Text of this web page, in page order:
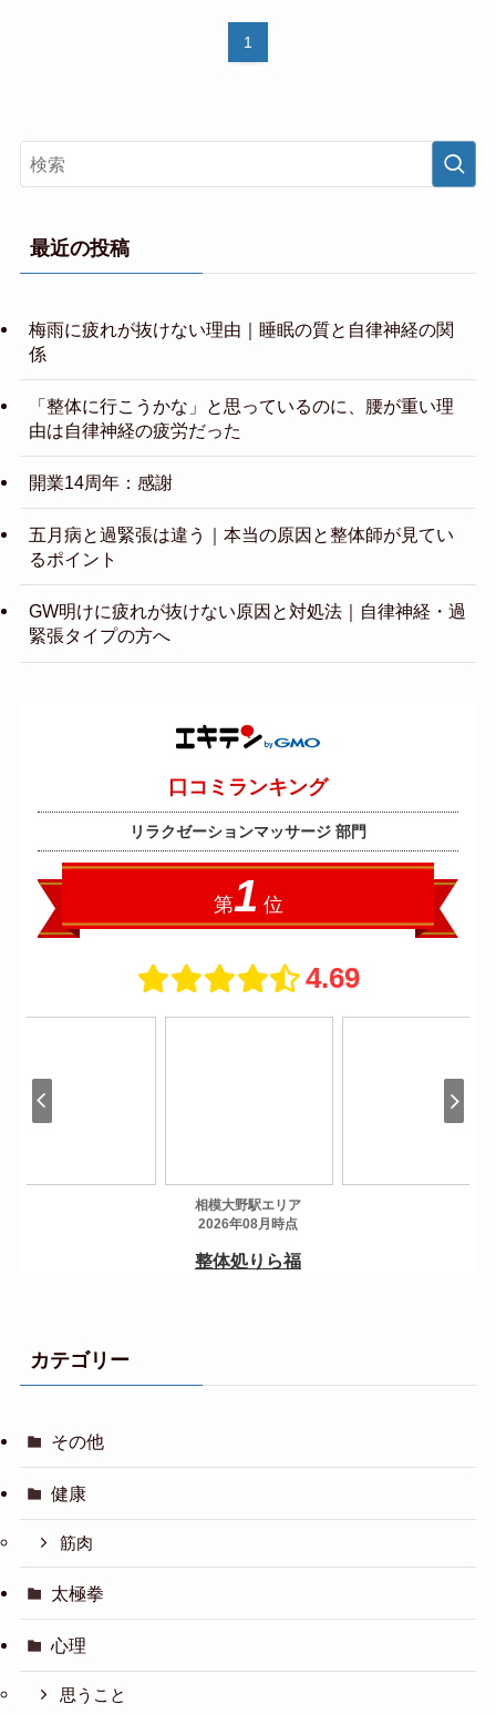
1
最近の投稿
梅雨に疲れが抜けない理由｜睡眠の質と自律神経の関
係
「整体に行こうかな」と思っているのに、腰が重い理
由は自律神経の疲労だった
開業14周年：感謝
五月病と過緊張は違う｜本当の原因と整体師が見てい
るポイント
GW明けに疲れが抜けない原因と対処法｜自律神経・過
緊張タイプの方へ
カテゴリー
その他
健康
筋肉
太極拳
心理
思うこと